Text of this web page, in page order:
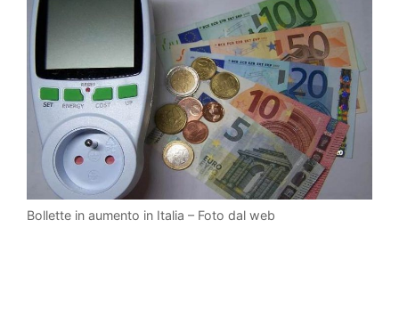
Bollette in aumento in Italia – Foto dal web